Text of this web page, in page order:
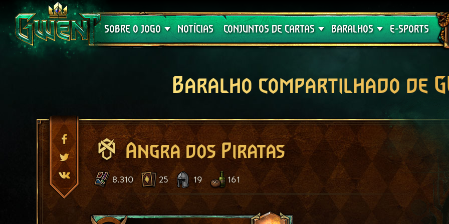
SOBRE O JOGO
Suporte
NOTÍCIAS CONJUNTOS DE CARTAS
Crimson Curse
BARALHOS
Guia de Baralhos
E-SPORTS
Baralho compartilhado de
Angra dos Piratas
8.310 25 19 161